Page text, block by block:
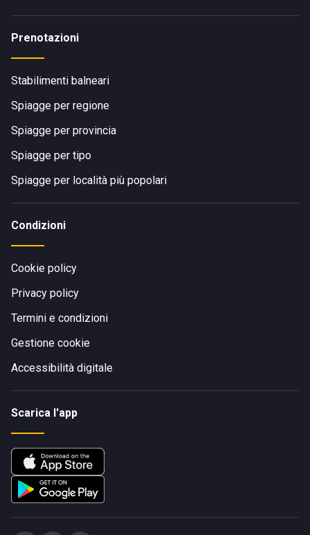
Prenotazioni
Stabilimenti balneari
Spiagge per regione
Spiagge per provincia
Spiagge per tipo
Spiagge per località più popolari
Condizioni
Cookie policy
Privacy policy
Termini e condizioni
Gestione cookie
Accessibilità digitale
Scarica l'app